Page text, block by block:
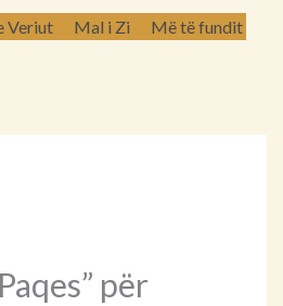
Veriut Mal i Zi Më të fundit
për